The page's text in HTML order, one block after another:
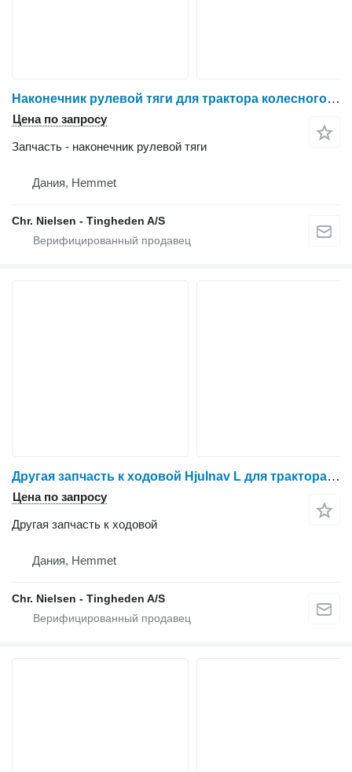
Наконечник рулевой тяги для трактора колесного Massey Ferguson 6465
Цена по запросу
Запчасть - наконечник рулевой тяги
Дания, Hemmet
Chr. Nielsen - Tingheden A/S
Другая запчасть к ходовой Hjulnav L для трактора Massey Ferguson 6465
Цена по запросу
Другая запчасть к ходовой
Дания, Hemmet
Chr. Nielsen - Tingheden A/S